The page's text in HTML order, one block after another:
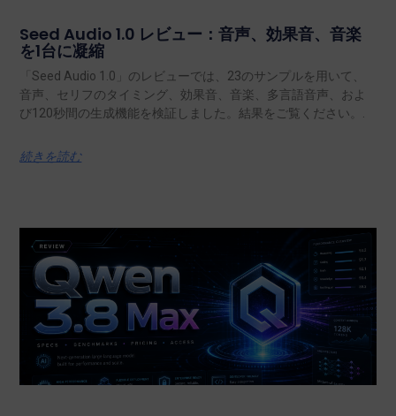
Seed Audio 1.0 レビュー：音声、効果音、音楽
を1台に凝縮
「Seed Audio 1.0」のレビューでは、23のサンプルを用いて、
音声、セリフのタイミング、効果音、音楽、多言語音声、およ
び120秒間の生成機能を検証しました。結果をご覧ください。.
続きを読む